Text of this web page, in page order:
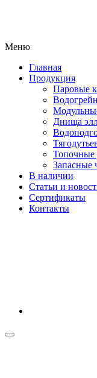
Меню
Главная
Продукция
Паровые
Днища
Топочные
Запасные
В наличии
Статьи и
Сертификаты
Контакты